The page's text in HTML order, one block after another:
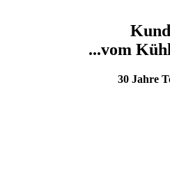
...vom
30 Jahre